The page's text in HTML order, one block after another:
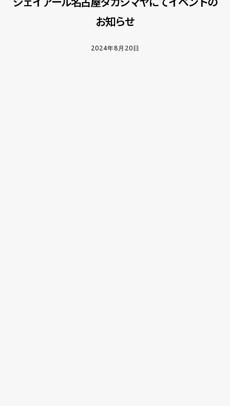
お知らせ
2024年8月20日